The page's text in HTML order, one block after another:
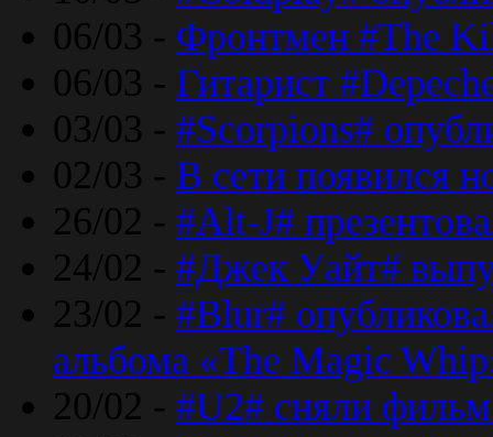
06/03 - Фронтмен #The
06/03 - Гитарист
03/03 - #Scorpions#
02/03 - В сети появился
26/02 - #Alt-J#
24/02 - #Джек Уайт#
23/02 - #Blur#
альбома «The Magic
20/02 - #U2# сняли